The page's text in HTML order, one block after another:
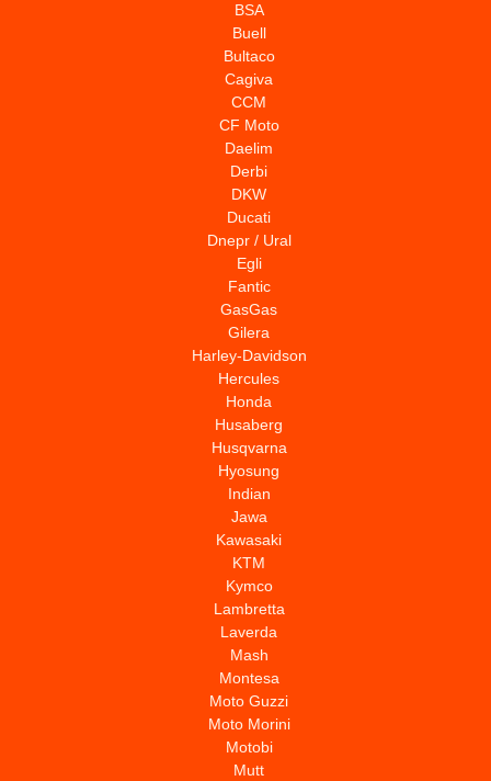
BSA
Buell
Bultaco
Cagiva
CCM
CF Moto
Daelim
Derbi
DKW
Ducati
Dnepr / Ural
Egli
Fantic
GasGas
Gilera
Harley-Davidson
Hercules
Honda
Husaberg
Husqvarna
Hyosung
Indian
Jawa
Kawasaki
KTM
Kymco
Lambretta
Laverda
Mash
Montesa
Moto Guzzi
Moto Morini
Motobi
Mutt